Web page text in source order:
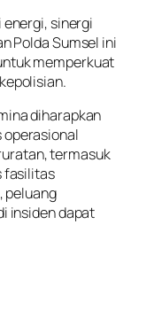
sinergi
Polda Sumsel ini
memperkuat
diharapkan
termasuk
fasilitas
peluang
insiden dapat